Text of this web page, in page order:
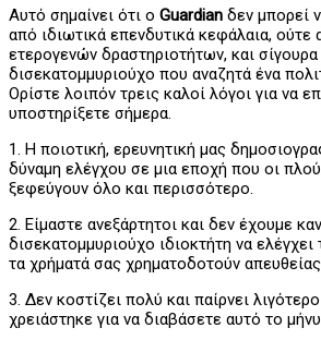
Αυτό σημαίνει ότι ο Guardian δεν μπορεί
από ιδιωτικά επενδυτικά κεφάλαια, ούτε
ετερογενών δραστηριοτήτων, και
δισεκατομμυριούχο που αναζητά ένα
Ορίστε λοιπόν τρεις καλοί λόγοι για να
υποστηρίξετε σήμερα.
1. Η ποιοτική, ερευνητική μας
δύναμη ελέγχου σε μια εποχή που οι
ξεφεύγουν όλο και περισσότερο.
2. Είμαστε ανεξάρτητοι και δεν έχουμε
δισεκατομμυριούχο ιδιοκτήτη να
τα χρήματά σας χρηματοδοτούν
3. Δεν κοστίζει πολύ και παίρνει
χρειάστηκε για να διαβάσετε αυτό το